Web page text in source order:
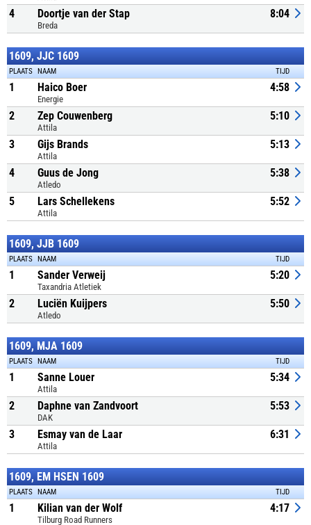
4 Doortje van der Stap
Breda
8:04
1609, JJC 1609
PLAATS NAAM TIJD
1 Haico Boer
Energie
4:58
2 Zep Couwenberg
Attila
5:10
3 Gijs Brands
Attila
5:13
4 Guus de Jong
Atledo
5:38
5 Lars Schellekens
Attila
5:52
1609, JJB 1609
PLAATS NAAM TIJD
1 Sander Verweij
Taxandria Atletiek
5:20
2 Luciën Kuijpers
Atledo
5:50
1609, MJA 1609
PLAATS NAAM TIJD
1 Sanne Louer
Attila
5:34
2 Daphne van Zandvoort
DAK
5:53
3 Esmay van de Laar
Attila
6:31
1609, EM HSEN 1609
PLAATS NAAM TIJD
1 Kilian van der Wolf
Tilburg Road Runners
4:17